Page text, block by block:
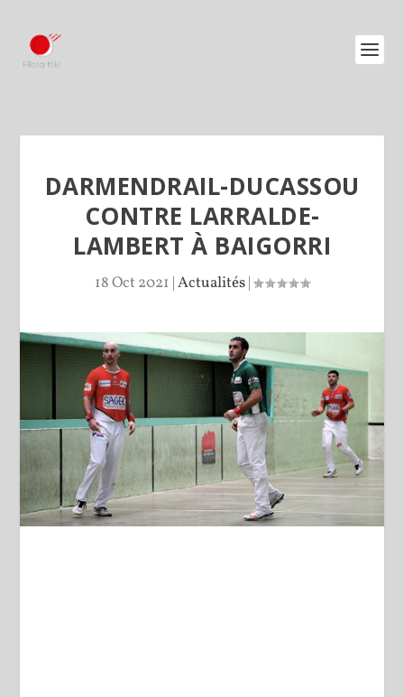
DARMENDRAIL-DUCASSOU
CONTRE LARRALDE-
LAMBERT À BAIGORRI
18 Oct 2021 |Actualités|